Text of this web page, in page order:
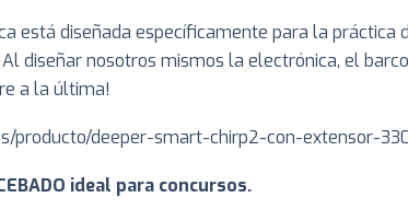
está diseñada específicamente para la
diseñar nosotros mismos la electrónica, el
a la última!
producto/deeper-smart-chirp2-con-extensor-
ideal para concursos.